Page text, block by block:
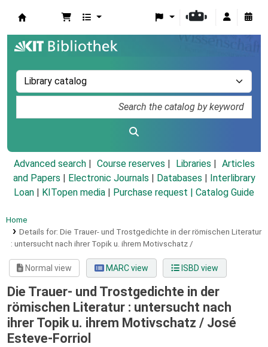
Advanced search Course reserves Libraries
Articles
and Papers
Electronic Journals Databases
Interlibrary
Loan
KITopen media Purchase request | Catalog Guide
Home
Details for: Die Trauer- und Trostgedichte in der römischen Literatur
: untersucht nach ihrer Topik u. ihrem Motivschatz /
Normal view MARC view ISBD view
Die Trauer- und Trostgedichte in der
römischen Literatur : untersucht nach
ihrer Topik u. ihrem Motivschatz / José
Esteve-Forriol